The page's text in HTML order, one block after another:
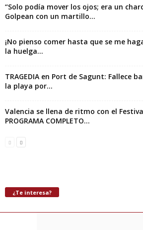
“Solo podía mover los ojos; era un
Golpean con un martillo...
¡No pienso comer hasta que se me
la huelga...
TRAGEDIA en Port de Sagunt: Fallece
la playa por...
Valencia se llena de ritmo con el
PROGRAMA COMPLETO...
¿Te interesa?